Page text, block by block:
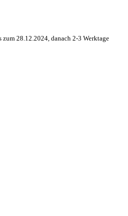
zum 28.12.2024, danach 2-3 Werktage